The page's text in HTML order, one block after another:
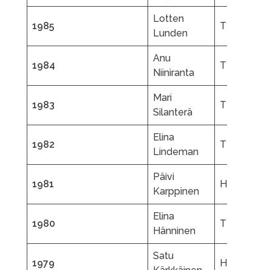
1985
Lotten
Lunden
TR
1984
Anu
Niiniranta
TR
1983
Mari
Silanterä
TR
1982
Elina
Lindeman
TR
1981
Päivi
Karppinen
HTK
1980
Elina
Hänninen
TR
1979
Satu
HTK